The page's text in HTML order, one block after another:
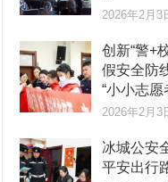
2026年2月3
创新“警+
假安全防
“小小志愿
2026年2月3
冰城公安
平安出行